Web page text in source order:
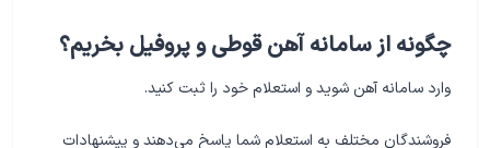
چگونه از سامانه آهن قوطی و پروفیل بخریم؟
وارد سامانه آهن شوید و استعلام خود را ثبت کنید.
فروشندگان مختلف به استعلام شما پاسخ می‌دهند و پیشنهادات